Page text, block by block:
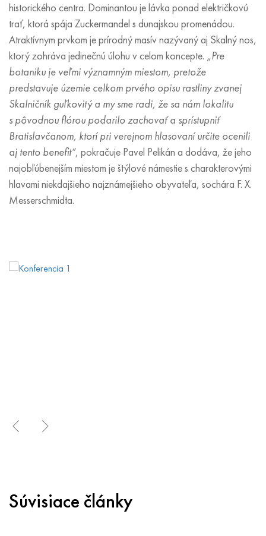
historického centra. Dominantou je lávka ponad električkovú
trať, ktorá spája Zuckermandel s dunajskou promenádou.
Atraktívnym prvkom je prírodný masív nazývaný aj Skalný nos,
ktorý zohráva jedinečnú úlohu v celom koncepte. „Pre
botaniku je veľmi významným miestom, pretože
predstavuje územie celkom prvého opisu rastliny zvanej
Skalničník guľkovitý a my sme radi, že sa nám lokalitu
s pôvodnou flórou podarilo zachovať a sprístupniť
Bratislavčanom, ktorí pri verejnom hlasovaní určite ocenili
aj tento benefit“, pokračuje Pavel Pelikán a dodáva, že jeho
najobľúbenejším miestom je štýlové námestie s charakterovými
hlavami niekdajšieho najznámejšieho obyvateľa, sochára F. X.
Messerschmidta.
Súvisiace články